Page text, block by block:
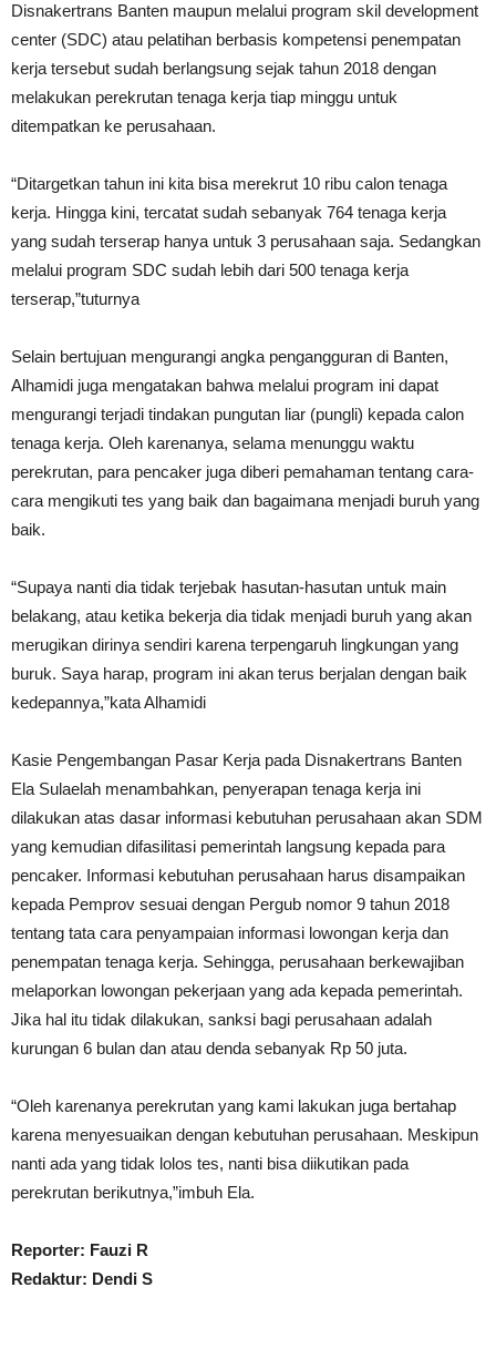
Disnakertrans Banten maupun melalui program skil development
center (SDC) atau pelatihan berbasis kompetensi penempatan
kerja tersebut sudah berlangsung sejak tahun 2018 dengan
melakukan perekrutan tenaga kerja tiap minggu untuk
ditempatkan ke perusahaan.
“Ditargetkan tahun ini kita bisa merekrut 10 ribu calon tenaga
kerja. Hingga kini, tercatat sudah sebanyak 764 tenaga kerja
yang sudah terserap hanya untuk 3 perusahaan saja. Sedangkan
melalui program SDC sudah lebih dari 500 tenaga kerja
terserap,”tuturnya
Selain bertujuan mengurangi angka pengangguran di Banten,
Alhamidi juga mengatakan bahwa melalui program ini dapat
mengurangi terjadi tindakan pungutan liar (pungli) kepada calon
tenaga kerja. Oleh karenanya, selama menunggu waktu
perekrutan, para pencaker juga diberi pemahaman tentang cara-
cara mengikuti tes yang baik dan bagaimana menjadi buruh yang
baik.
“Supaya nanti dia tidak terjebak hasutan-hasutan untuk main
belakang, atau ketika bekerja dia tidak menjadi buruh yang akan
merugikan dirinya sendiri karena terpengaruh lingkungan yang
buruk. Saya harap, program ini akan terus berjalan dengan baik
kedepannya,”kata Alhamidi
Kasie Pengembangan Pasar Kerja pada Disnakertrans Banten
Ela Sulaelah menambahkan, penyerapan tenaga kerja ini
dilakukan atas dasar informasi kebutuhan perusahaan akan SDM
yang kemudian difasilitasi pemerintah langsung kepada para
pencaker. Informasi kebutuhan perusahaan harus disampaikan
kepada Pemprov sesuai dengan Pergub nomor 9 tahun 2018
tentang tata cara penyampaian informasi lowongan kerja dan
penempatan tenaga kerja. Sehingga, perusahaan berkewajiban
melaporkan lowongan pekerjaan yang ada kepada pemerintah.
Jika hal itu tidak dilakukan, sanksi bagi perusahaan adalah
kurungan 6 bulan dan atau denda sebanyak Rp 50 juta.
“Oleh karenanya perekrutan yang kami lakukan juga bertahap
karena menyesuaikan dengan kebutuhan perusahaan. Meskipun
nanti ada yang tidak lolos tes, nanti bisa diikutikan pada
perekrutan berikutnya,”imbuh Ela.
Reporter: Fauzi R
Redaktur: Dendi S